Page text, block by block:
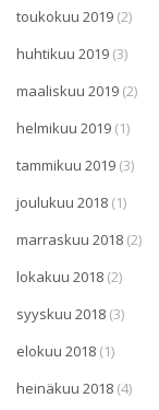
toukokuu 2019 (2)
huhtikuu 2019 (3)
maaliskuu 2019 (2)
helmikuu 2019 (1)
tammikuu 2019 (3)
joulukuu 2018 (1)
marraskuu 2018 (2)
lokakuu 2018 (2)
syyskuu 2018 (3)
elokuu 2018 (1)
heinäkuu 2018 (4)